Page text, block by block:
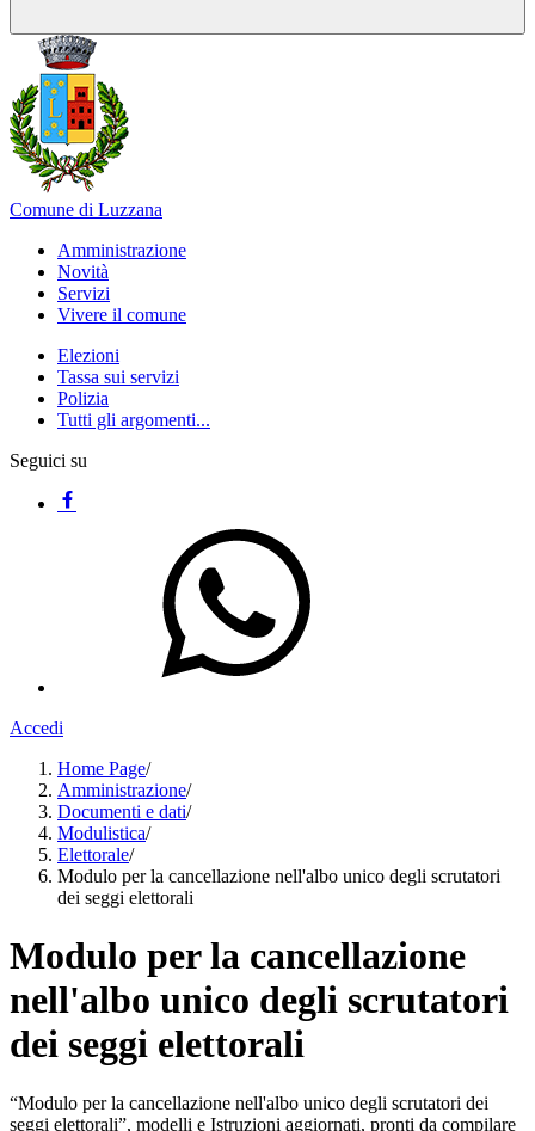
Comune di Luzzana
Amministrazione
Novità
Servizi
Vivere il comune
Elezioni
Tassa sui servizi
Polizia
Tutti gli argomenti...
Seguici su
Accedi
Home Page/
Amministrazione/
Documenti e dati/
Modulistica/
Elettorale/
Modulo per la cancellazione nell'albo unico degli scrutatori
dei seggi elettorali
Modulo per la cancellazione
nell'albo unico degli scrutatori
dei seggi elettorali
“Modulo per la cancellazione nell'albo unico degli scrutatori dei
seggi elettorali”, modelli e Istruzioni aggiornati, pronti da compilare